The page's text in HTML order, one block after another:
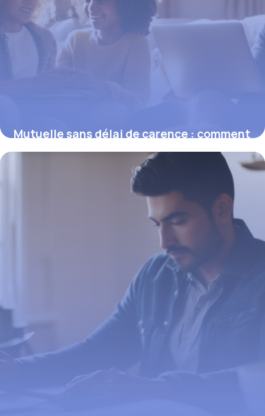
Mutuelle sans délai de carence : comment
profiter dès l’activation